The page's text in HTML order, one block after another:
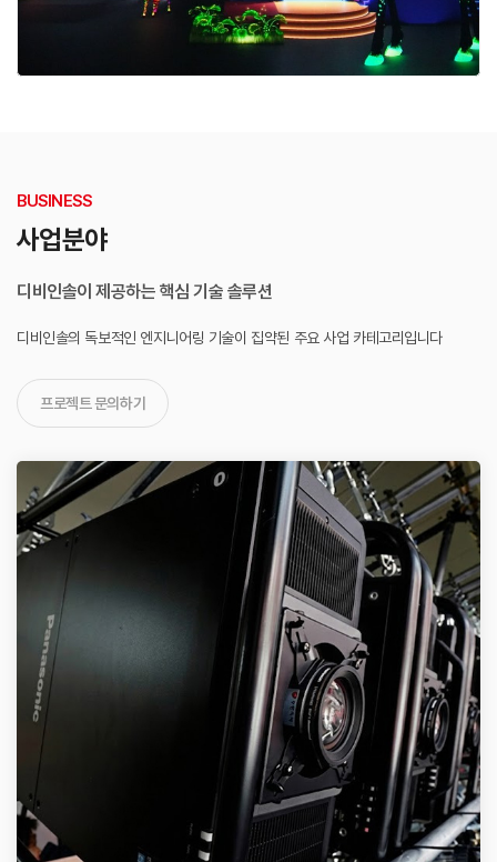
BUSINESS
사업분야
디비인솔이 제공하는 핵심 기술 솔루션
디비인솔의 독보적인 엔지니어링 기술이 집약된 주요 사업 카테고리입니다
프로젝트 문의하기